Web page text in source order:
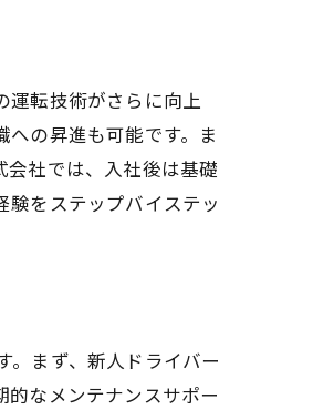
運転技術がさらに向上
の昇進も可能です。ま
社では、入社後は基礎
をステップバイステッ
まず、新人ドライバー
なメンテナンスサポー